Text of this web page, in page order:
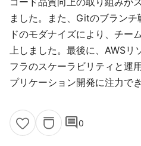
ました。また、Gitのブラン
ドのモダナイズにより、チー
上しました。最後に、AWSリ
フラのスケーラビリティと運
プリケーション開発に注力で
comment0